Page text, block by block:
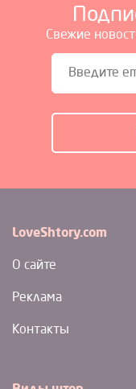
Свежие
LoveShtory.com
О сайте
Реклама
Контакты